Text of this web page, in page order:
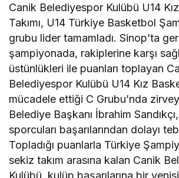
Canik Belediyespor Kulübü U14
Takımı, U14 Türkiye Basketbol
grubu lider tamamladı. Sinop’ta
şampiyonada, rakiplerine karşı
üstünlükleri ile puanları toplayan
Belediyespor Kulübü U14 Kız
mücadele ettiği C Grubu’nda
Belediye Başkanı İbrahim
sporcuları başarılarından dolayı
Topladığı puanlarla Türkiye
sekiz takım arasına kalan Canik
Kulübü, kulüp başarılarına bir